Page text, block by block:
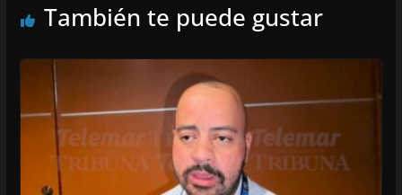
También te puede gustar